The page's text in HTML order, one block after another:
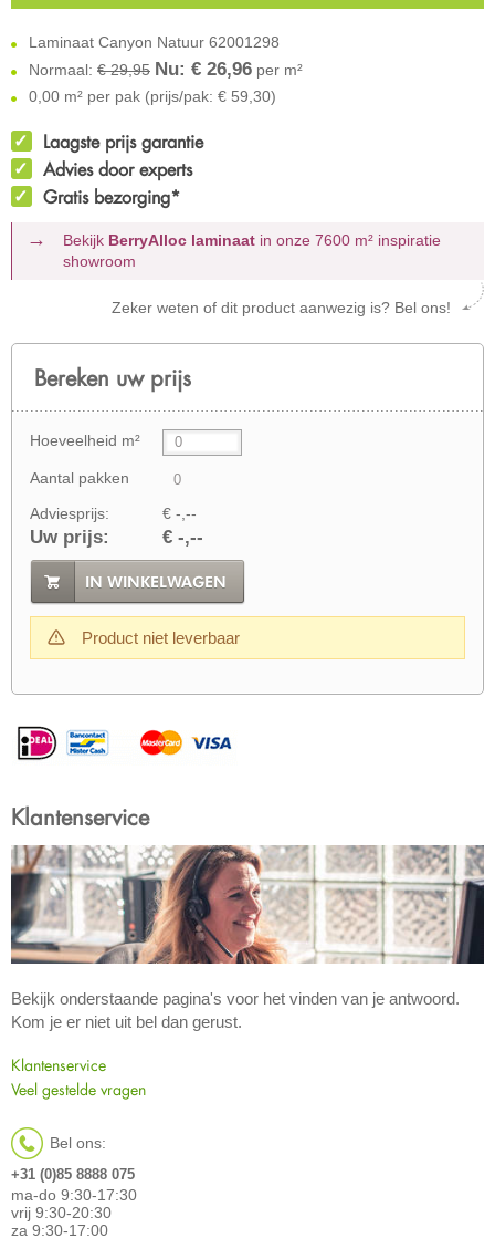
Laminaat Canyon Natuur 62001298
Normaal: € 29,95 Nu: € 26,96 per m²
0,00 m² per pak (prijs/pak: € 59,30)
Laagste prijs garantie
Advies door experts
Gratis bezorging*
Bekijk BerryAlloc laminaatin onze 7600 m² inspiratie
showroom
Zeker weten of dit product aanwezig is? Bel ons!
Bereken uw prijs
Hoeveelheid m²
Aantal pakken
Adviesprijs: € -,--
Uw prijs: € -,--
IN WINKELWAGEN
Product niet leverbaar
Klantenservice
Bekijk onderstaande pagina's voor het vinden van je antwoord.
Kom je er niet uit bel dan gerust.
Klantenservice
Veel gestelde vragen
Bel ons:
+31 (0)85 8888 075
ma-do 9:30-17:30
vrij 9:30-20:30
za 9:30-17:00